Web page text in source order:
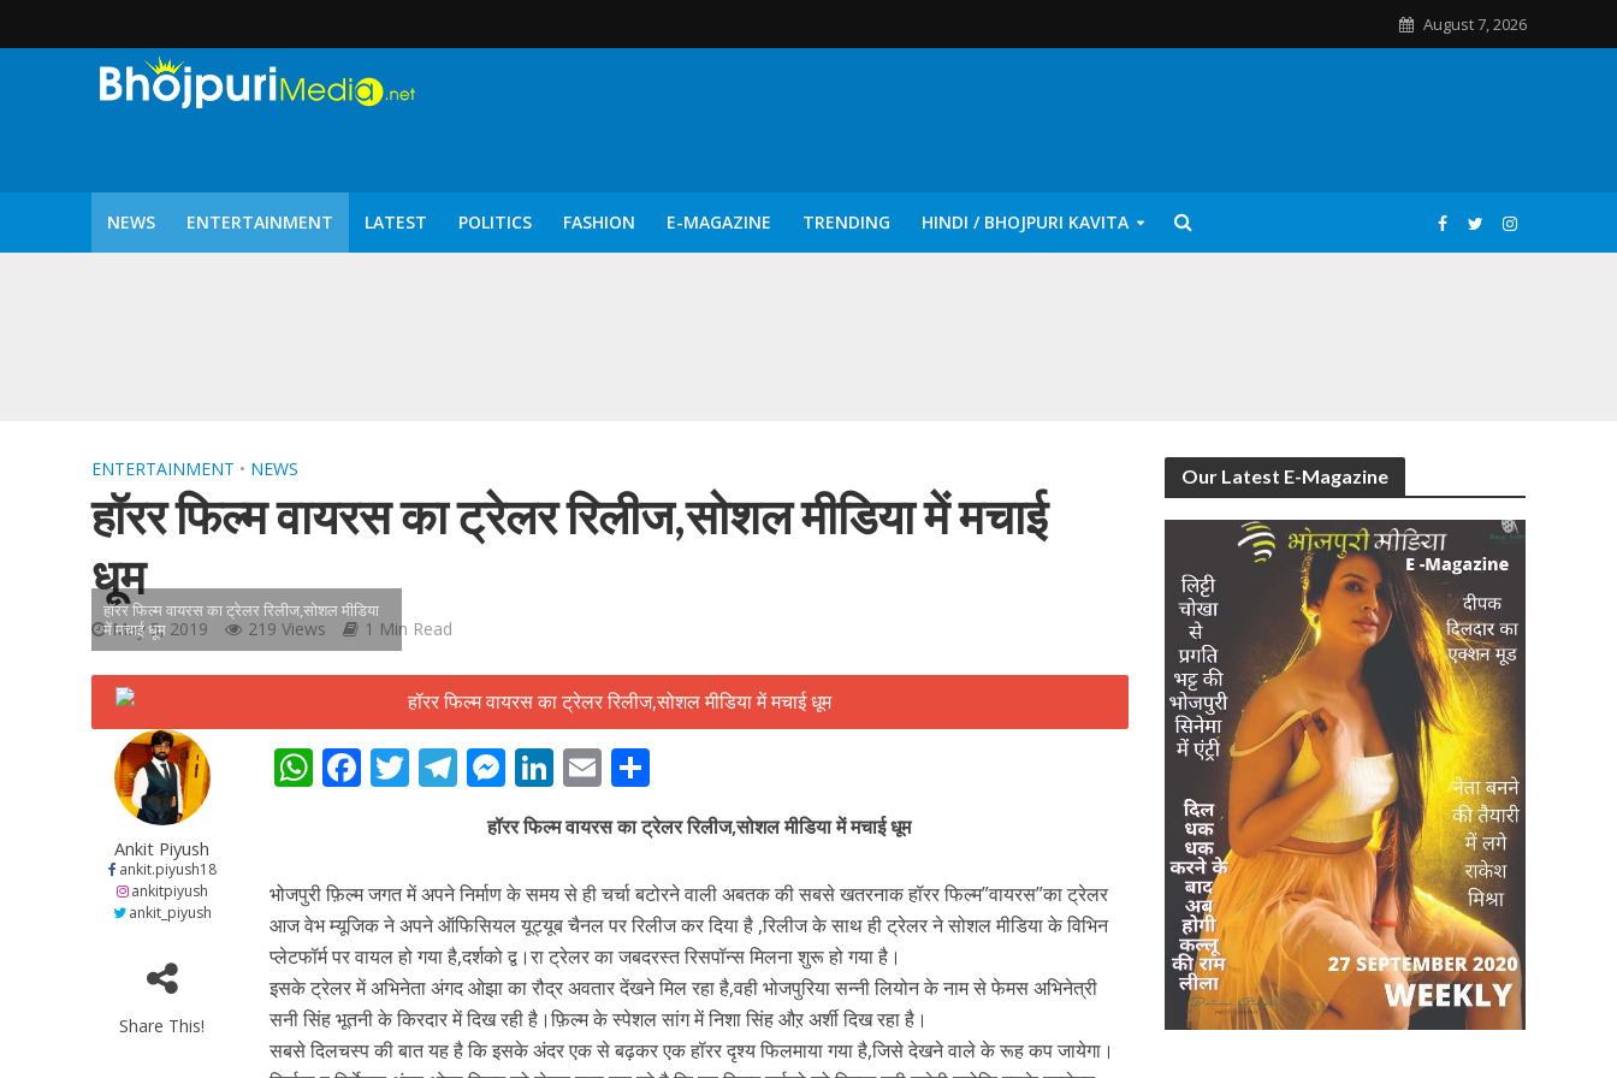
August 7, 2026
NEWS ENTERTAINMENT LATEST POLITICS FASHION E-MAGAZINE TRENDING HINDI / BHOJPURI KAVITA
शिवानी सिंह का नया बोलबम गीत तोहरे के मांगिला जानु हुआ रिलीज, दर्शकों का मिल रहा भरपूर प्यार
वर्ल्डवाइड रिकॉर्ड्स भोजपुरी का नया धमाकेदार गाना जल्द, दुबई की खूबसूरत लोकेशन्स पर हो रही है शूटिंग
ENTERTAINMENT • NEWS
हॉरर फिल्म वायरस का ट्रेलर रिलीज,सोशल मीडिया में मचाई
धूम
May 5, 2019 219 Views 1 Min Read
हॉरर फिल्म वायरस का ट्रेलर रिलीज,सोशल मीडिया
में मचाई धूम
Ankit Piyush
ankit.piyush18
ankitpiyush
ankit_piyush
Share This!
W
s
A
p
p
F
b
o
o
k
T
er
T
gr
a
m
M
e
ss
e
n
g
er
Li
k
e
dI
n
E
ai
l
h
ar
e
हॉरर फिल्म वायरस का ट्रेलर रिलीज,सोशल मीडिया में मचाई धूम
भोजपुरी फ़िल्म जगत में अपने निर्माण के समय से ही चर्चा बटोरने वाली अबतक की सबसे खतरनाक हॉरर फिल्म”वायरस”का ट्रेलर
आज वेभ म्यूजिक ने अपने ऑफिसियल यूट्यूब चैनल पर रिलीज कर दिया है ,रिलीज के साथ ही ट्रेलर ने सोशल मीडिया के विभिन
प्लेटफॉर्म पर वायल हो गया है,दर्शको द्व।रा ट्रेलर का जबदरस्त रिसपॉन्स मिलना शुरू हो गया है।
इसके ट्रेलर में अभिनेता अंगद ओझा का रौद्र अवतार देंखने मिल रहा है,वही भोजपुरिया सन्नी लियोन के नाम से फेमस अभिनेत्री
सनी सिंह भूतनी के किरदार में दिख रही है।फ़िल्म के स्पेशल सांग में निशा सिंह औऱ अर्शी दिख रहा है।
सबसे दिलचस्प की बात यह है कि इसके अंदर एक से बढ़कर एक हॉरर दृश्य फिलमाया गया है,जिसे देखने वाले के रूह कप जायेगा।
Our Latest E-Magazine